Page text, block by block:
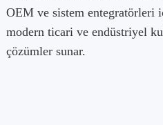
OEM ve sistem entegratörleri
modern ticari ve endüstriyel
çözümler sunar.